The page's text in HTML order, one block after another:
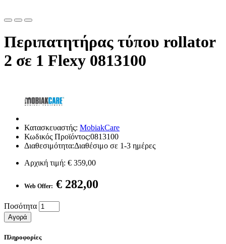
Περιπατητήρας τύπου rollator
2 σε 1 Flexy 0813100
Κατασκευαστής: MobiakCare
Κωδικός Προϊόντος:0813100
Διαθεσιμότητα:Διαθέσιμο σε 1-3 ημέρες
Αρχική τιμή: € 359,00
Web Offer: € 282,00
Ποσότητα
Αγορά
Πληροφορίες